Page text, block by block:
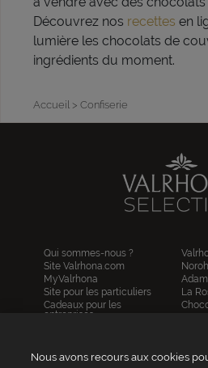
Découvrez nos recettes en
lumière les chocolats de
ingrédients du moment.
Accueil > Confiserie
Qui sommes-nous ?
Site Valrhona.com
MyValrhona
Site pour les particuliers
Cadeaux pour les
entreprises
Contactez-nous
La
Nous avons recours aux cookies